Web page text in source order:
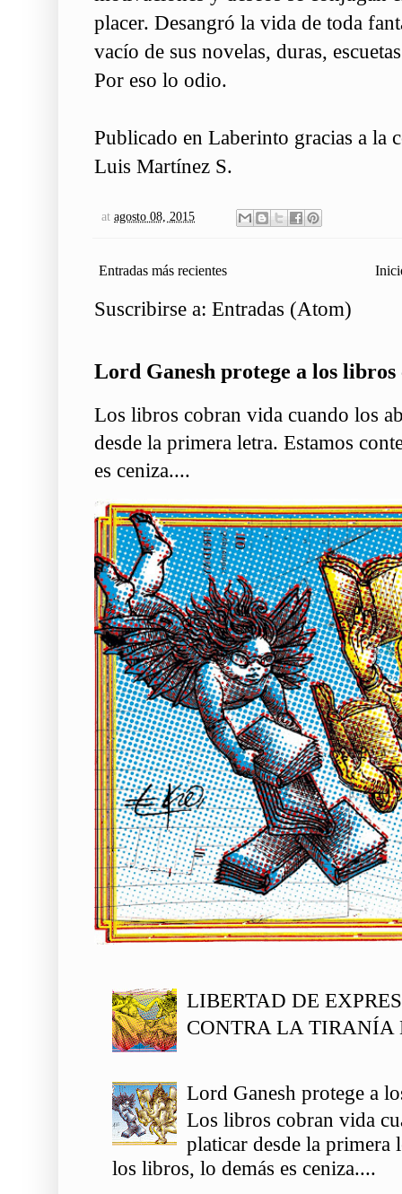
placer. Desangró la vida de toda
vacío de sus novelas, duras,
Por eso lo odio.
Publicado en Laberinto gracias a la
Luis Martínez S.
at agosto 08, 2015
Entradas más recientes
Suscribirse a: Entradas (Atom)
Lord Ganesh protege a los libros
Los libros cobran vida cuando los
desde la primera letra. Estamos
es ceniza....
LIBERTAD DE
CONTRA LA TIRANÍA
Lord Ganesh protege a
Los libros cobran vida
platicar desde la primera
los libros, lo demás es ceniza....